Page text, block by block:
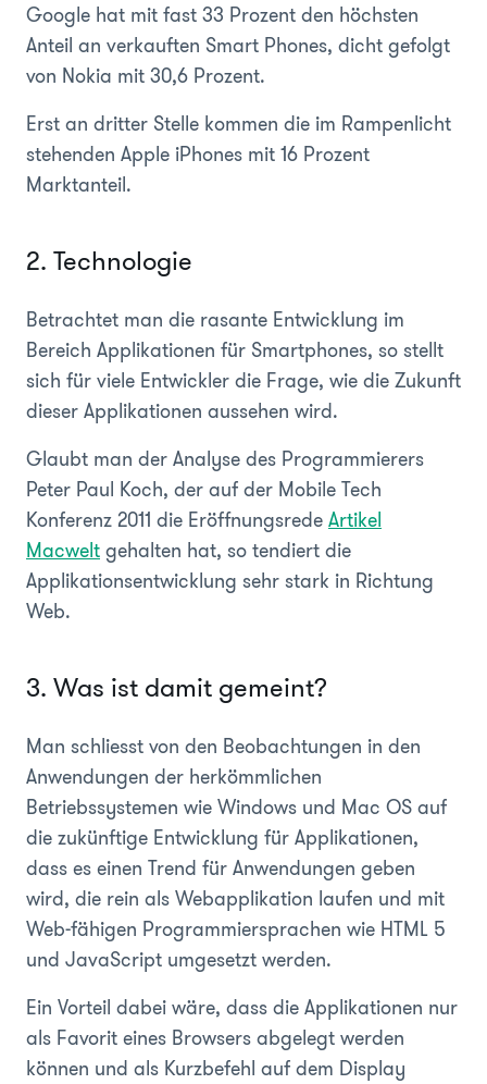
Google hat mit fast 33 Prozent den höchsten
Anteil an verkauften Smart Phones, dicht gefolgt
von Nokia mit 30,6 Prozent.
Erst an dritter Stelle kommen die im Rampenlicht
stehenden Apple iPhones mit 16 Prozent
Marktanteil.
2. Technologie
Betrachtet man die rasante Entwicklung im
Bereich Applikationen für Smartphones, so stellt
sich für viele Entwickler die Frage, wie die Zukunft
dieser Applikationen aussehen wird.
Glaubt man der Analyse des Programmierers
Peter Paul Koch, der auf der Mobile Tech
Konferenz 2011 die EröffnungsredeArtikel
Macweltgehalten hat, so tendiert die
Applikationsentwicklung sehr stark in Richtung
Web.
3. Was ist damit gemeint?
Man schliesst von den Beobachtungen in den
Anwendungen der herkömmlichen
Betriebssystemen wie Windows und Mac OS auf
die zukünftige Entwicklung für Applikationen,
dass es einen Trend für Anwendungen geben
wird, die rein als Webapplikation laufen und mit
Web-fähigen Programmiersprachen wie HTML 5
und JavaScript umgesetzt werden.
Ein Vorteil dabei wäre, dass die Applikationen nur
als Favorit eines Browsers abgelegt werden
können und als Kurzbefehl auf dem Display